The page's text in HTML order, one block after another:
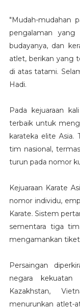
"Mudah-mudahan
pengalaman
budayanya, dan
atlet, berikan yang
di atas tatami.
Hadi.
Pada kejuaraan
terbaik untuk
karateka elite
tim nasional,
turun pada nomor
Kejuaraan Karate
nomor individu,
Karate. Sistem
sementara tiga
mengamankan
Persaingan
negara
Kazakhstan,
menurunkan atlet-